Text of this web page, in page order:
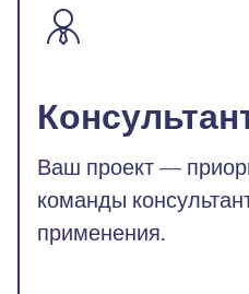
Ваш проект —
команды
применения.